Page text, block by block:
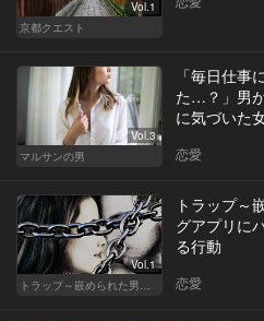
Vol.1
京都クエスト
Vol.3
マルサンの男
「毎日仕事
た…？」男
に気づいた
恋愛
Vol.1
トラップ～嵌められた男と女～
トラップ～
グアプリに
る行動
恋愛